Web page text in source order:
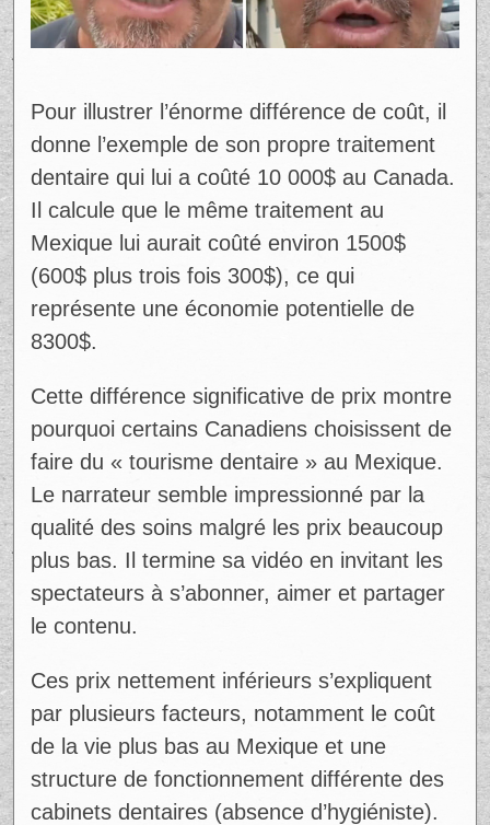
Pour illustrer l’énorme différence de coût, il
donne l’exemple de son propre traitement
dentaire qui lui a coûté 10 000$ au Canada.
Il calcule que le même traitement au
Mexique lui aurait coûté environ 1500$
(600$ plus trois fois 300$), ce qui
représente une économie potentielle de
8300$.
Cette différence significative de prix montre
pourquoi certains Canadiens choisissent de
faire du « tourisme dentaire » au Mexique.
Le narrateur semble impressionné par la
qualité des soins malgré les prix beaucoup
plus bas. Il termine sa vidéo en invitant les
spectateurs à s’abonner, aimer et partager
le contenu.
Ces prix nettement inférieurs s’expliquent
par plusieurs facteurs, notamment le coût
de la vie plus bas au Mexique et une
structure de fonctionnement différente des
cabinets dentaires (absence d’hygiéniste).